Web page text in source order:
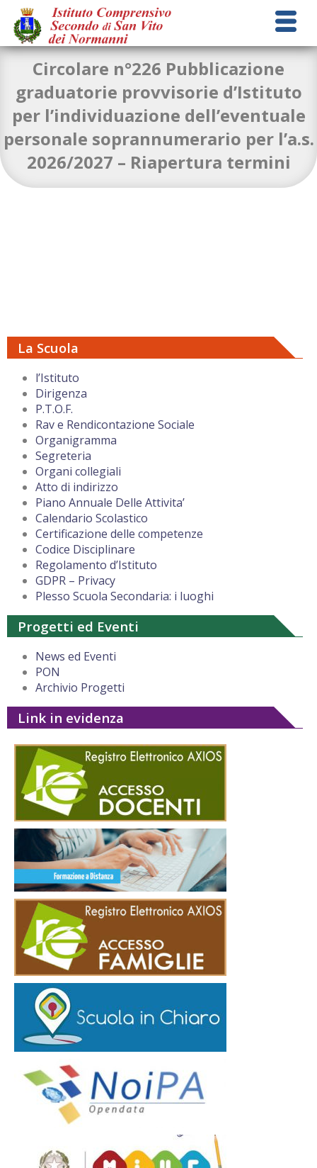
La Scuola
l’Istituto
Dirigenza
P.T.O.F.
Rav e Rendicontazione Sociale
Organigramma
Segreteria
Organi collegiali
Atto di indirizzo
Piano Annuale Delle Attivita’
Calendario Scolastico
Certificazione delle competenze
Codice Disciplinare
Regolamento d’Istituto
GDPR – Privacy
Plesso Scuola Secondaria: i luoghi
Progetti ed Eventi
News ed Eventi
PON
Archivio Progetti
Link in evidenza
Circolare n°226 Pubblicazione
graduatorie provvisorie d’Istituto
per l’individuazione dell’eventuale
personale soprannumerario per l’a.s.
2026/2027 – Riapertura termini
Circolare n. 226_graduatorie provvisorie d’istituto per
l’individuazione di personale soprannumerario per
l’a.s.26.27_RIAPERTURA TERMINI
Download